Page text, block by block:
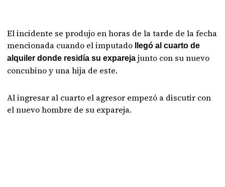
El incidente se produjo en horas de la tarde de la fecha
mencionada cuando el imputado
llegó al cuarto de
alquiler donde residía su expareja junto con su nuevo
concubino y una hija de este.
Al ingresar al cuarto el agresor empezó a discutir con
el nuevo hombre de su expareja.